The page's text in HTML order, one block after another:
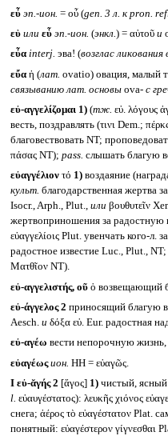
εὖ эп.-ион. = οὖ (gen. 3 л. к pron.
εὑ или εὗ эп.-ион. (энкл.) = αὐτοῦ и
εὖα interj. эва! (возглас ликования
εὔα ἡ (лат. ovatio) овация, малый
связыванию лат. основыova- с
εὐ-αγγελίζομαι 1)(тж. εὐ. λόγους
весть, поздравлять (τινι Dem.;
благовествовать NT; проповедовать
πάσας NT); pass. слышать благую
εὐαγγέλιον τό 1)воздаяние
культ. благодарственная жертва
Isocr., Arph., Plut., или βουθυτεῖν
жертвоприношения за радостную
εὐαγγελίοις Plut. увенчать кого-л.
радостное известие Luc., Plut., NT;
Ματθῖον NT).
εὐ-αγγελιστής, οῦὁ возвещающий
εὐ-άγγελος 2 приносящий благую
Aesch. и δόξα εὐ. Eur. радостная
εὐ-αγέω вести непорочную
εὐαγέως ион. HH = εὐαγῶς.
I εὐ-ᾰγής 2 [ἅγος] 1)чистый, ясный
l. εὐαυγέστατος): λευκῆς χιόνος
снега; ἀέρος τὸ εὐαγέστατον Plat.
понятный: εὐαγέστερον γίγνεσθαι